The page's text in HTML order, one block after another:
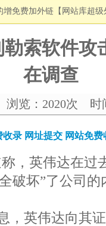
增免费加外链 【网站库超
索软件攻
在调查
览：2020次 时
收录 网址提交 网站免费
称，英伟达在过
破坏”了公司
，英伟达向其